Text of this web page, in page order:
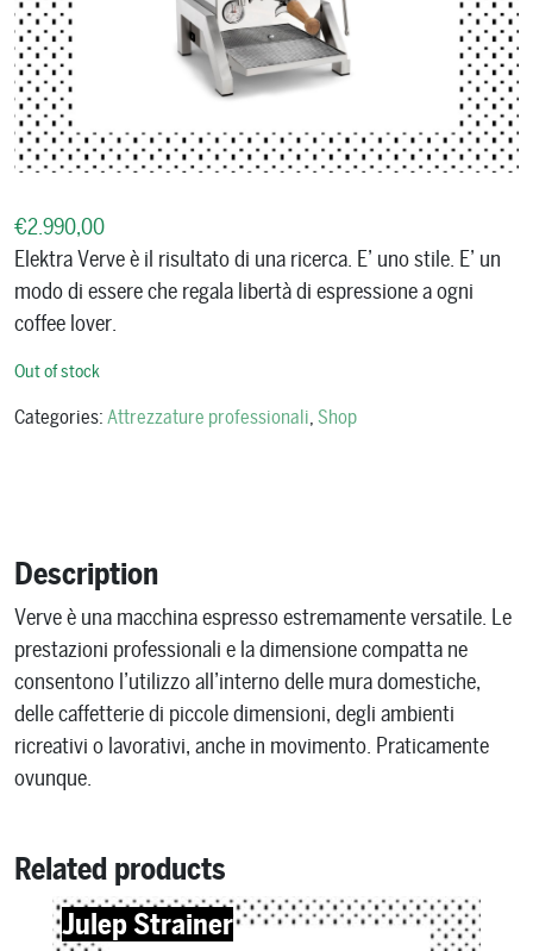
€2.990,00
Elektra Verve è il risultato di una ricerca. E’ uno stile. E’ un
modo di essere che regala libertà di espressione a ogni
coffee lover.
Out of stock
Categories: Attrezzature professionali, Shop
Description
Verve è una macchina espresso estremamente versatile. Le
prestazioni professionali e la dimensione compatta ne
consentono l’utilizzo all’interno delle mura domestiche,
delle caffetterie di piccole dimensioni, degli ambienti
ricreativi o lavorativi, anche in movimento. Praticamente
ovunque.
Related products
Julep Strainer